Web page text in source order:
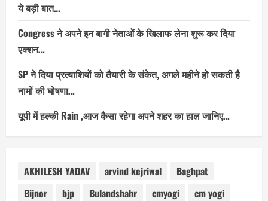
ये बड़ी बात…
Congress ने अपने इन बागी नेताओं के खिलाफ लेना शुरू कर दिया
एक्शन…
SP ने दिया प्रत्याशियों को तैयारी के संकेत, अगले महीने हो सकती है
नामों की घोषणा…
यूपी में हल्की Rain ,आज कैसा रहेगा अपने शहर का हाल जानिए…
AKHILESH YADAV arvind kejriwal
Baghpat
Bijnor
bjp Bulandshahr cmyogi
cm yogi